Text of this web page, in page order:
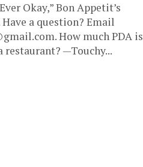
Okay,” Bon Appetit’s
a question? Email
. How much PDA is
restaurant? —Touchy...